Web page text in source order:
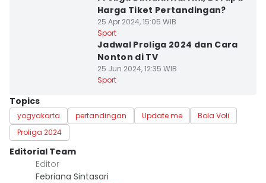
Harga Tiket Pertandingan?
25 Apr 2024, 15:05 WIB
Sport
Jadwal Proliga 2024 dan Cara
Nonton di TV
25 Jun 2024, 12:35 WIB
Sport
Topics
yogyakarta pertandingan Update me
Bola Voli
Proliga 2024
Editorial Team
Editor
Febriana Sintasari